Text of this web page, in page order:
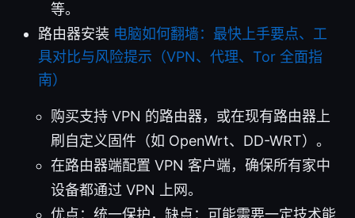
等。
路由器安装 电脑如何翻墙：最快上手要点、工
具对比与风险提示（VPN、代理、Tor 全面指
南）
购买支持 VPN 的路由器，或在现有路由器上
刷自定义固件（如 OpenWrt、DD-WRT）。
在路由器端配置 VPN 客户端，确保所有家中
设备都通过 VPN 上网。
优点：统一保护，缺点：可能需要一定技术能